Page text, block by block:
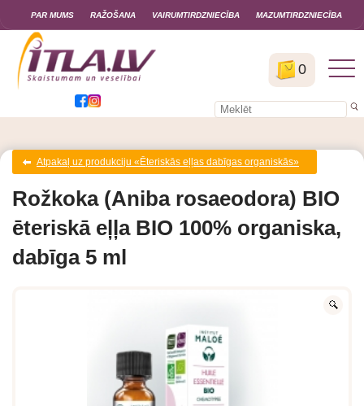
0
PAR MUMS RAŽOŠANA VAIRUMTIRDZNIECĪBA MAZUMTIRDZNIECĪBA
Atpakaļ uz produkciju «Ēteriskās eļļas dabīgas organiskās»
Rožkoka (Aniba rosaeodora) BIO
ēteriskā eļļa BIO 100% organiska,
dabīga 5 ml